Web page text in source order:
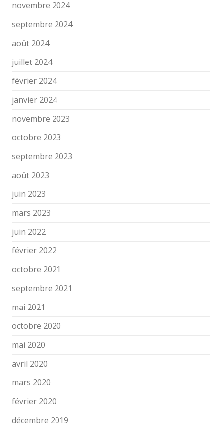
novembre 2024
septembre 2024
août 2024
juillet 2024
février 2024
janvier 2024
novembre 2023
octobre 2023
septembre 2023
août 2023
juin 2023
mars 2023
juin 2022
février 2022
octobre 2021
septembre 2021
mai 2021
octobre 2020
mai 2020
avril 2020
mars 2020
février 2020
décembre 2019